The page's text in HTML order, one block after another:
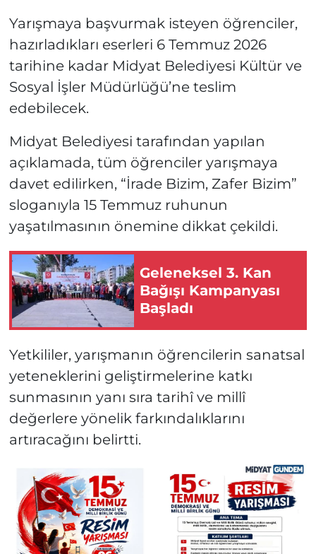
Yarışmaya başvurmak isteyen öğrenciler,
hazırladıkları eserleri 6 Temmuz 2026
tarihine kadar Midyat Belediyesi Kültür ve
Sosyal İşler Müdürlüğü’ne teslim
edebilecek.
Midyat Belediyesi tarafından yapılan
açıklamada, tüm öğrenciler yarışmaya
davet edilirken, “İrade Bizim, Zafer Bizim”
sloganıyla 15 Temmuz ruhunun
yaşatılmasının önemine dikkat çekildi.
Geleneksel 3. Kan
Bağışı Kampanyası
Başladı
Yetkililer, yarışmanın öğrencilerin sanatsal
yeteneklerini geliştirmelerine katkı
sunmasının yanı sıra tarihî ve millî
değerlere yönelik farkındalıklarını
artıracağını belirtti.